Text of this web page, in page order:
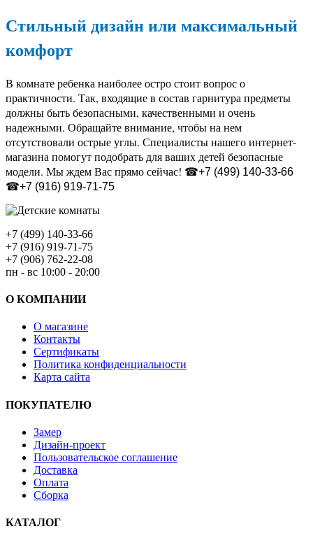
Стильный дизайн или максимальный
комфорт
В комнате ребенка наиболее остро стоит вопрос о
практичности. Так, входящие в состав гарнитура предметы
должны быть безопасными, качественными и очень
надежными. Обращайте внимание, чтобы на нем
отсутствовали острые углы. Специалисты нашего интернет-
магазина помогут подобрать для ваших детей безопасные
модели. Мы ждем Вас прямо сейчас! ☎+7 (499) 140-33-66
☎+7 (916) 919-71-75
+7 (499) 140-33-66
+7 (916) 919-71-75
+7 (906) 762-22-08
пн - вс 10:00 - 20:00
О КОМПАНИИ
О магазине
Контакты
Сертификаты
Политика конфиденциальности
Карта сайта
ПОКУПАТЕЛЮ
Замер
Дизайн-проект
Пользовательское соглашение
Доставка
Оплата
Сборка
КАТАЛОГ